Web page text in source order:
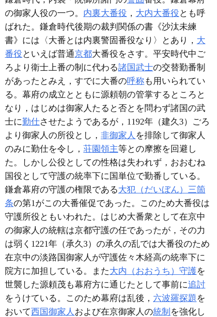
の御家人役の一つ。 内裏大番役 ， 大内大番役 とも呼
ばれた。鎌倉時代後期の裁判関係の書《沙汰未練
書》には〈大番とは内裏警固番役なり〉とあり， 大
番役 といえば普通京都大番役をさす。平安時代中ご
ろより衛士上番の制に代わる諸国武士の交替勤番制
があったとみえ，すでに大番の呼称も用いられてい
る。幕府の成立とともに源頼朝の管掌するところと
なり，はじめは御家人たると否とを問わず諸国の武
士に勤仕させたようであるが，1192年（建久3）ごろ
より御家人の所役とし， 非御家人 を排除して御家人
のみに勤仕を令し， 荘園領主等との摩擦を回避し
た。しかし公役としての性格は失われず，おおむね
国役として守護の統率下に国単位で勤番している。
鎌倉幕府の守護の権限である大犯（だいぼん）三箇
条の第1がこの大番催促であった。このため大番役は
守護所役ともいわれた。はじめ大番衆として在京中
の御家人の統轄は京都守護の任であったが，その力
は弱く1221年（承久3）の承久の乱では大番役のため
在京中の淡路国御家人が守護佐々木経高の統率下に
院方に加担している。また大内（おおうち）守護を
世襲した源頼茂も幕府方に通じたとして事前に追討
をうけている。このため幕府は乱後， 六波羅探題 を
おいて西国御家人 および在京御家人の統制 を強化し